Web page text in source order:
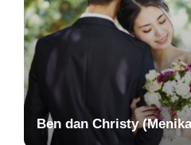
Ben dan Christy